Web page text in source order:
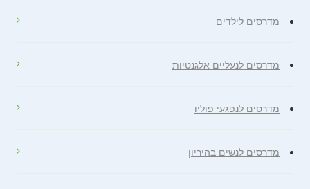
מדרסים לילדים
מדרסים לנעליים אלגנטיות
מדרסים לנפגעי פוליו
מדרסים לנשים בהיריון